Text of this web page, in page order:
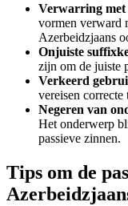
Verwarring met
vormen verward
Azerbeidzjaans
Onjuiste
zijn om de juiste
Verkeerd
vereisen
Negeren van
Het onderwerp
passieve zinnen.
Tips om de